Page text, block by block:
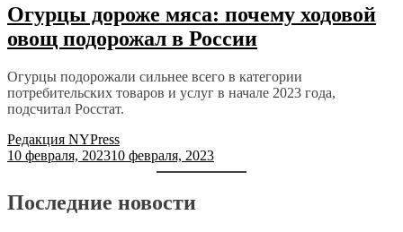
Огурцы дороже мяса: почему ходовой
овощ подорожал в России
Огурцы подорожали сильнее всего в категории
потребительских товаров и услуг в начале 2023 года,
подсчитал Росстат.
Редакция NYPress
10 февраля, 202310 февраля, 2023
Последние новости